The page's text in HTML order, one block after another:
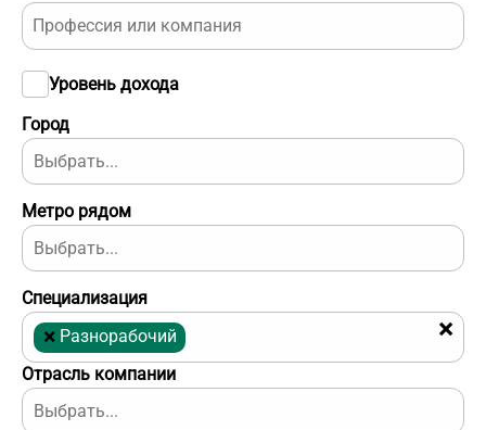
Отрасль компании
Город
Уровень дохода
Метро рядом
Специализация
×
× Разнорабочий